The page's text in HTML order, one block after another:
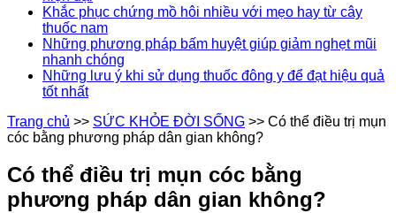
Khắc phục chứng mồ hôi nhiều với mẹo hay từ cây
thuốc nam
Những phương pháp bấm huyệt giúp giảm nghẹt mũi
nhanh chóng
Những lưu ý khi sử dụng thuốc đông y để đạt hiệu quả
tốt nhất
Trang chủ >> SỨC KHỎE ĐỜI SỐNG >> Có thể điều trị mụn
cóc bằng phương pháp dân gian không?
Có thể điều trị mụn cóc bằng
phương pháp dân gian không?